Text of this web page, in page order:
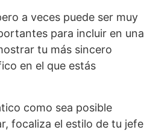
a veces puede ser muy
para incluir en una
tu más sincero
en el que estás
como sea posible
focaliza el estilo de tu jefe